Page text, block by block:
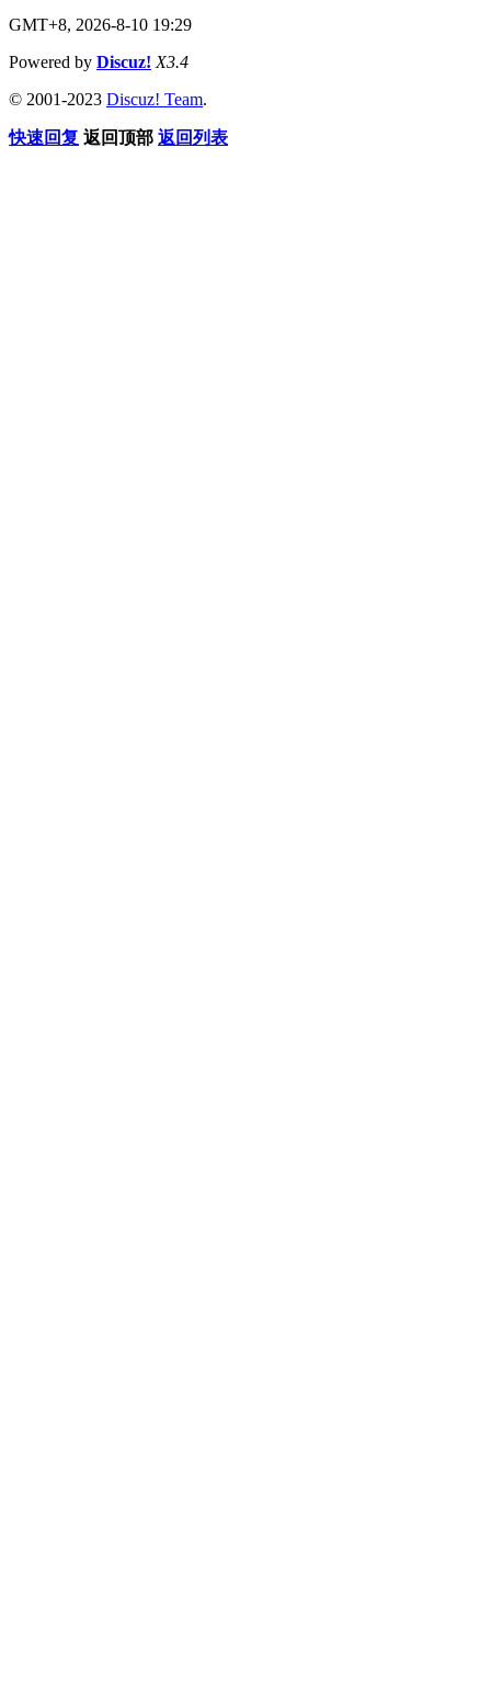
GMT+8, 2026-8-10 19:29
Powered by Discuz! X3.4
© 2001-2023 Discuz! Team.
快速回复 返回顶部 返回列表